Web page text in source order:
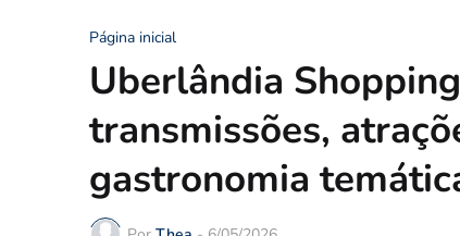
Página inicial
Uberlândia
transmissões,
gastronomia